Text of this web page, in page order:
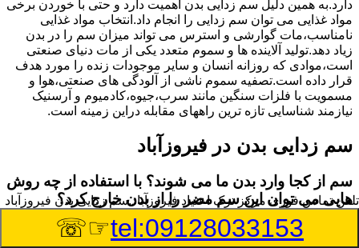
دارد.به همین دلیل سم زدایی بدن اهمیت دارد و حتی با خوردن برخی
مواد غذایی می توان سم زدایی را انجام داد.انتخاب مواد غذایی
نامناسب،مات گوارشی و استرس می تواند میزان سم را در بدن
زیاد دهد.تولید آلاینده ها و سموم متعدد یکی از مات دنیای صنعتی
است،موادی که روزانه انسان و سایر موجودات زنده را مورد هدف
قرار داده است.تصفیه سموم ناشی از آلودگی های صنعتی،هوا و
مسمویت با فلزات سنگین مانند سرب،جیوه،کادمیوم و آرسنیک
نیازمند شناسایی تازه ترین راههای مقابله دراین زمینه است.
سم زدایی بدن در فیروزآباد
سم از کجا وارد بدن ما می شوند؟ با استفاده از چه روش
هایی می توان این سم مضر را از بدن خارج کرد؟
بطور کلی سم موجود در بدن به دو گروه عمده تقسیم می
تلفن تماس فوریمرکز ترک اعتیاد فیروزآباد,سم زدایی بدن فیروزآباد
tel:09128033153
☞☏